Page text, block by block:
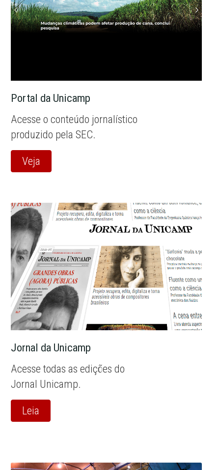
Portal da Unicamp
Acesse o conteúdo jornalístico
produzido pela SEC.
Veja
Jornal da Unicamp
Acesse todas as edições do
Jornal Unicamp.
Leia